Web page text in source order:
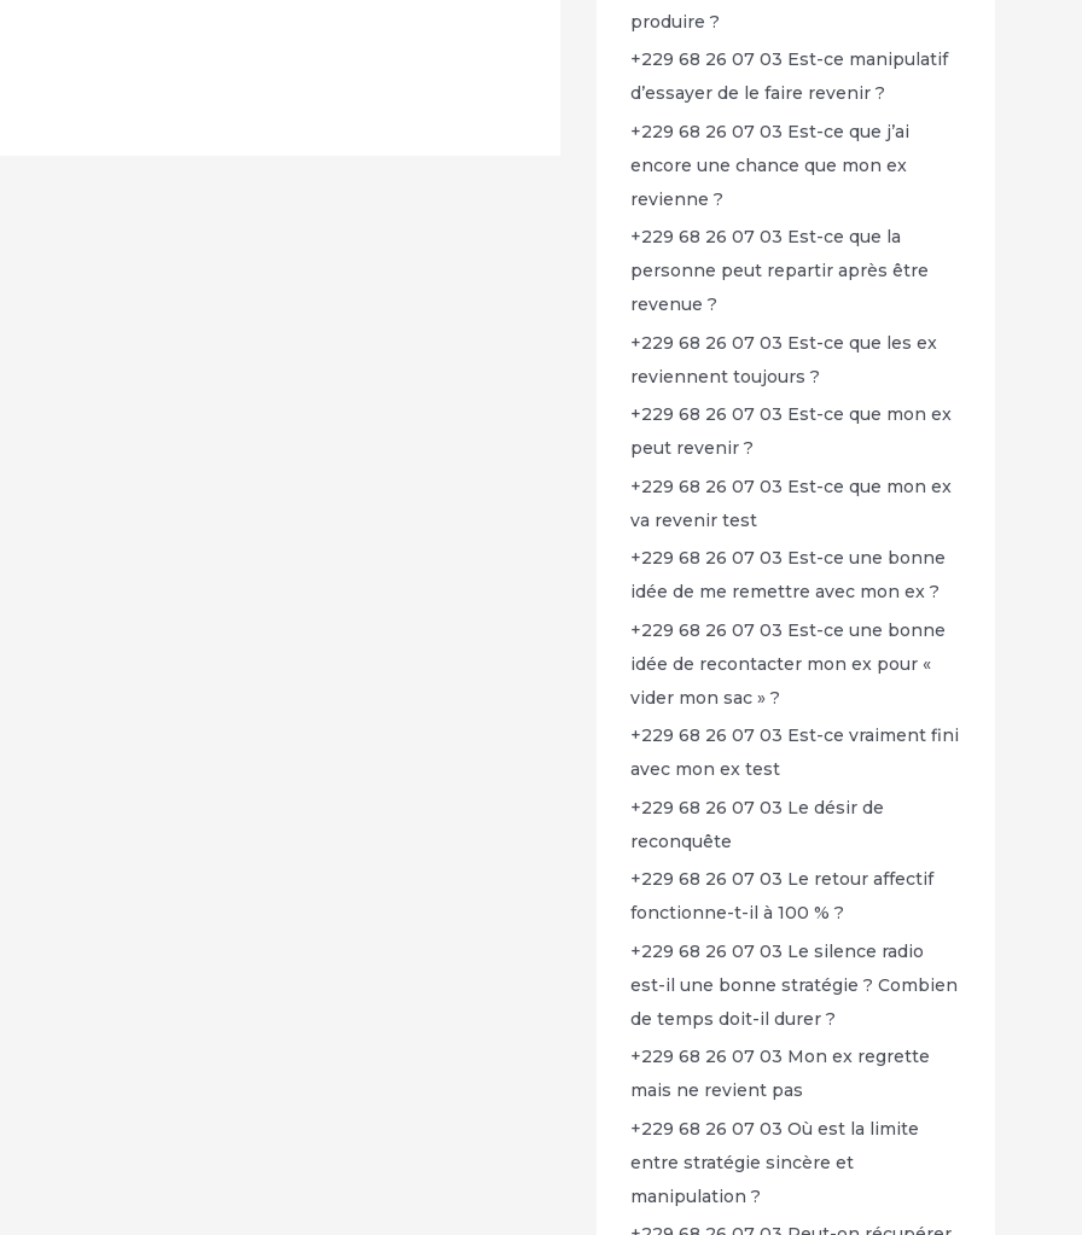
produire ?
+229 68 26 07 03 Est-ce manipulatif
d’essayer de le faire revenir ?
+229 68 26 07 03 Est-ce que j’ai
encore une chance que mon ex
revienne ?
+229 68 26 07 03 Est-ce que la
personne peut repartir après être
revenue ?
+229 68 26 07 03 Est-ce que les ex
reviennent toujours ?
+229 68 26 07 03 Est-ce que mon ex
peut revenir ?
+229 68 26 07 03 Est-ce que mon ex
va revenir test
+229 68 26 07 03 Est-ce une bonne
idée de me remettre avec mon ex ?
+229 68 26 07 03 Est-ce une bonne
idée de recontacter mon ex pour «
vider mon sac » ?
+229 68 26 07 03 Est-ce vraiment fini
avec mon ex test
+229 68 26 07 03 Le désir de
reconquête
+229 68 26 07 03 Le retour affectif
fonctionne-t-il à 100 % ?
+229 68 26 07 03 Le silence radio
est-il une bonne stratégie ? Combien
de temps doit-il durer ?
+229 68 26 07 03 Mon ex regrette
mais ne revient pas
+229 68 26 07 03 Où est la limite
entre stratégie sincère et
manipulation ?